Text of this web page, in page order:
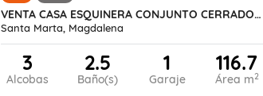
VENTA CASA ESQUINERA CONJUNTO CERRADO CURINCA SANTA MARTA
Santa Marta, Magdalena
3
Alcobas
2.5
Baño(s)
1
Garaje
116.7
Área m2